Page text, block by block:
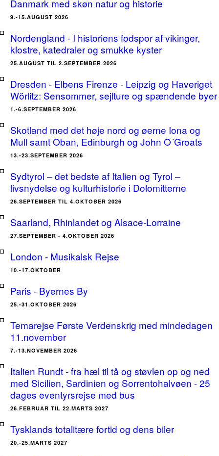
Danmark med skøn natur og historie
9.-15.AUGUST 2026
Nordengland - I historiens fodspor af vikinger,
klostre, katedraler og smukke kyster
25.AUGUST TIL 2.SEPTEMBER 2026
Dresden - Elbens Firenze - Leipzig og Haveriget
Wörlitz: Sensommer, sejlture og spændende byer
1.-6.SEPTEMBER 2026
Skotland med det høje nord og øerne Iona og
Mull samt Oban, Edinburgh og John O´Groats
13.-23.SEPTEMBER 2026
Sydtyrol – det bedste af Italien og Tyrol –
livsnydelse og kulturhistorie i Dolomitterne
26.SEPTEMBER TIL 4.OKTOBER 2026
Saarland, Rhinlandet og Alsace-Lorraine
27.SEPTEMBER - 4.OKTOBER 2026
London - Musikalsk Rejse
10.-17.OKTOBER
Paris - Byernes By
25.-31.OKTOBER 2026
Temarejse Første Verdenskrig med mindedagen
11.november
7.-13.NOVEMBER 2026
Italien Rundt - fra hæl til tå og støvlen op og ned
med Sicilien, Sardinien og Sorrentohalvøen - 25
dages eventyrsrejse med bus
26.FEBRUAR TIL 22.MARTS 2027
Tysklands totalitære fortid og dens biler
20.-25.MARTS 2027